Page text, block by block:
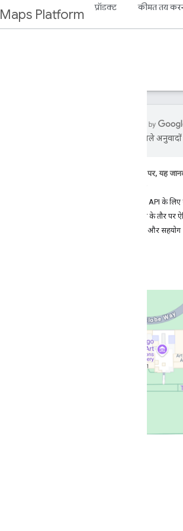
Maps Platform प्रॉडक्ट कीमत तय
एआई से मिले
इस पेज पर, यह
Places API के लिए
उदाहरण के तौर पर
सहायता और सहयोग